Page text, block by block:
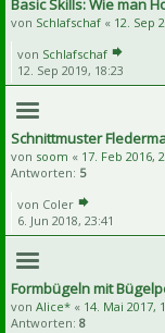
Basic Skills: Wie man
von Schlafschaf « 12. Sep
von Schlafschaf
12. Sep 2019, 18:23
Schnittmuster
von soom « 17. Feb 2016,
Antworten: 5
von Coler
6. Jun 2018, 23:41
Formbügeln mit
von Alice* « 14. Mai 2017,
Antworten: 8